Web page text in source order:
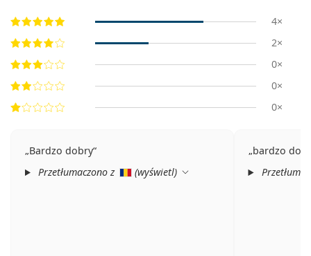
4×
2×
0×
0×
0×
Bardzo dobry
Przetłumaczono z
(wyświetl)
bardzo